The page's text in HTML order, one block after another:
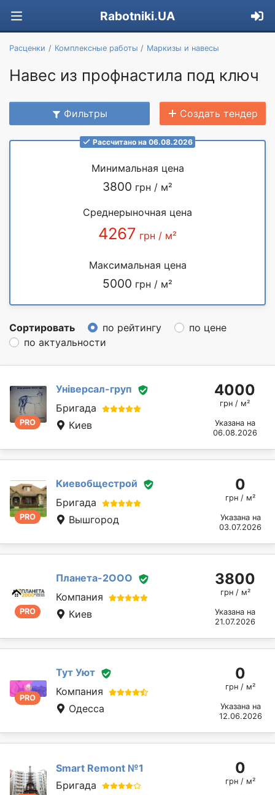
Rabotniki.UA
Расценки Комплексные работы Маркизы и навесы
Навес из профнастила под ключ
Фильтры Создать тендер
Рассчитано на 06.08.2026
Минимальная цена
3800 грн / м²
Среднерыночная цена
4267 грн / м²
Максимальная цена
5000 грн / м²
Сортировать по рейтингу
по цене
по актуальности
PRO
Універсал-груп
Бригада
Киев
4000
грн / м²
Указана на
06.08.2026
PRO
Киевобщестрой
Бригада
Вышгород
0
грн / м²
Указана на
03.07.2026
PRO
Планета-2ООО
Компания
Киев
3800
грн / м²
Указана на
21.07.2026
PRO
Тут Уют
Компания
Одесса
0
грн / м²
Указана на
12.06.2026
Smart Remont №1
Бригада
0
грн / м²